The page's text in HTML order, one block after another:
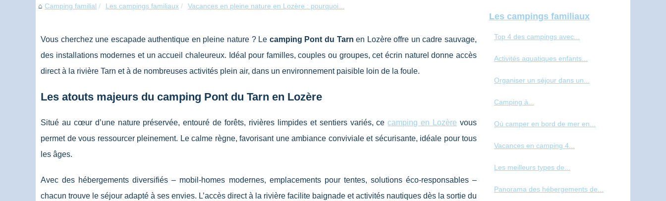
Camping familial Les campings familiaux Vacances en pleine nature en Lozère : pourquoi...
Vous cherchez une escapade authentique en pleine nature ? Le camping Pont du Tarn en Lozère offre un cadre sauvage,
des installations modernes et un accueil chaleureux. Idéal pour familles, couples ou groupes, cet écrin naturel donne accès
direct à la rivière Tarn et à de nombreuses activités plein air, dans un environnement paisible loin de la foule.
Les atouts majeurs du camping Pont du Tarn en Lozère
Situé au cœur d’une nature préservée, entouré de forêts, rivières limpides et sentiers variés, cecamping en Lozère vous
permet de vous ressourcer pleinement. Le calme règne, favorisant une ambiance conviviale et sécurisante, idéale pour tous
les âges.
Avec des hébergements diversifiés – mobil-homes modernes, emplacements pour tentes, solutions éco-responsables –
chacun trouve le séjour adapté à ses envies. L’accès direct à la rivière facilite baignade et activités nautiques dès la sortie du
Les campings familiaux
Top 4 des campings avec...
Activités aquatiques enfants...
Organiser un séjour dans un...
Camping à...
Où camper en bord de mer en...
Vacances en camping 4...
Les meilleurs types de...
Panorama des hébergements de...